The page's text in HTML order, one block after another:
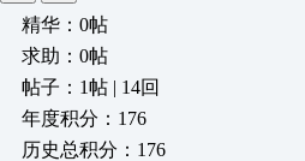
精华：0帖
求助：0帖
帖子：1帖 | 14回
年度积分：176
历史总积分：176